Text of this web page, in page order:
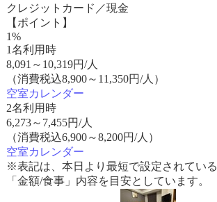
クレジットカード／現金
【ポイント】
1%
1名利用時
8,091 ～ 10,319円/人
（消費税込8,900～11,350円/人）
空室カレンダー
2名利用時
6,273～ 7,455円/人
（消費税込6,900～8,200円/人）
空室カレンダー
※表記は、本日より最短で設定されてい
「金額/食事」内容を目安としています。